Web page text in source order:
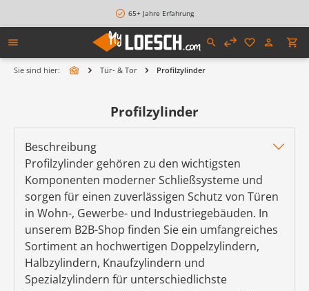
65+ Jahre Erfahrung
Sie sind hier: Tür- & Tor Profilzylinder
Profilzylinder
Beschreibung
Profilzylinder gehören zu den wichtigsten
Komponenten moderner Schließsysteme und
sorgen für einen zuverlässigen Schutz von Türen
in Wohn-, Gewerbe- und Industriegebäuden. In
unserem B2B-Shop finden Sie ein umfangreiches
Sortiment an hochwertigen Doppelzylindern,
Halbzylindern, Knaufzylindern und
Spezialzylindern für unterschiedlichste